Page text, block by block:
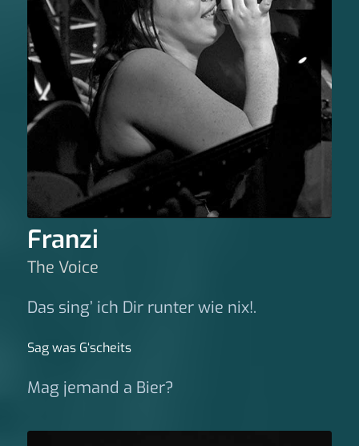
Franzi
The Voice
Das sing’ ich Dir runter wie nix!.
Sag was G‘scheits
Mag jemand a Bier?